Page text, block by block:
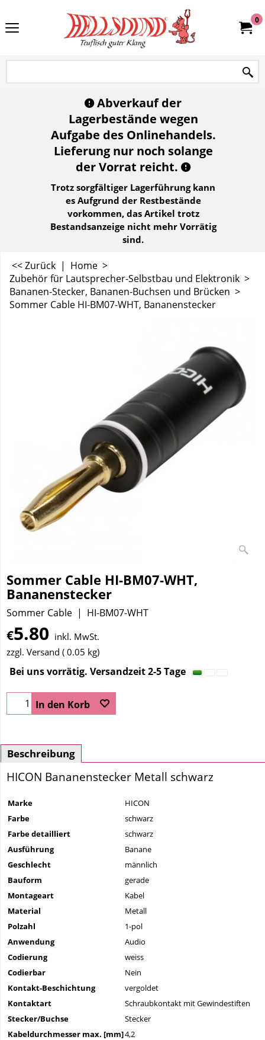
0
Abverkauf der
Lagerbestände wegen
Aufgabe des Onlinehandels.
Lieferung nur noch solange
der Vorrat reicht.
Trotz sorgfältiger Lagerführung kann
es Aufgrund der Restbestände
vorkommen, das Artikel trotz
Bestandsanzeige nicht mehr Vorrätig
sind.
<< Zurück | Home >
Zubehör für Lautsprecher-Selbstbau und Elektronik >
Bananen-Stecker, Bananen-Buchsen und Brücken >
Sommer Cable HI-BM07-WHT, Bananenstecker
Sommer Cable HI-BM07-WHT,
Bananenstecker
Sommer Cable HI-BM07-WHT
€5.80 inkl. MwSt.
zzgl. Versand
0.05 kg
Bei uns vorrätig. Versandzeit 2-5 Tage
In den Korb
Beschreibung
HICON Bananenstecker Metall schwarz
Marke
HICON
Farbe
schwarz
Farbe detailliert
schwarz
Ausführung
Banane
Geschlecht
männlich
Bauform
gerade
Montageart
Kabel
Material
Metall
Polzahl
1-pol
Anwendung
Audio
Codierung
weiss
Codierbar
Nein
Kontakt-Beschichtung
vergoldet
Kontaktart
Schraubkontakt mit Gewindestiften
Stecker/Buchse
Stecker
Kabeldurchmesser max. [mm]4,2